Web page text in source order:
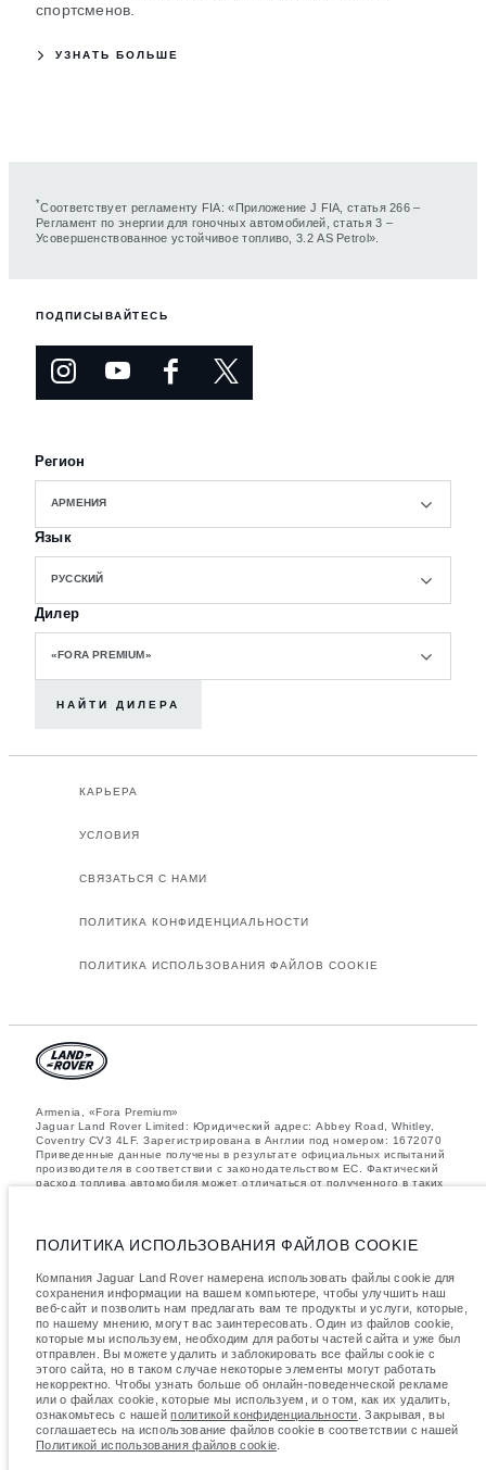
спортсменов.
УЗНАТЬ БОЛЬШЕ
*Соответствует регламенту FIA: «Приложение J FIA, статья 266 –
Регламент по энергии для гоночных автомобилей, статья 3 –
Усовершенствованное устойчивое топливо, 3.2 AS Petrol».
ПОДПИСЫВАЙТЕСЬ
Регион
АРМЕНИЯ
Язык
РУССКИЙ
Дилер
«FORA PREMIUM»
НАЙТИ ДИЛЕРА
КАРЬЕРА
УСЛОВИЯ
СВЯЗАТЬСЯ С НАМИ
ПОЛИТИКА КОНФИДЕНЦИАЛЬНОСТИ
ПОЛИТИКА ИСПОЛЬЗОВАНИЯ ФАЙЛОВ COOKIE
Armenia, «Fora Premium»
Jaguar Land Rover Limited: Юридический адрес: Abbey Road, Whitley,
Coventry CV3 4LF. Зарегистрирована в Англии под номером: 1672070
Приведенные данные получены в результате официальных испытаний
производителя в соответствии с законодательством ЕС. Фактический
расход топлива автомобиля может отличаться от полученного в таких
изменены без предварительного уведомления. Пожалуйста, свяжитесь
с вашим местным дилером, чтобы узнать о наличии и ценах в вашем
Указанные значения массы соответствуют автомобилю в стандартной
комплектации. Аксессуары и другие элементы, установленные после
процесса производства автомобиля, влияют на полезную нагрузку.
Следите, чтобы полная разрешенная масса автомобиля и
максимальные нагрузки на оси не были превышены, когда к массе
самого автомобиля добавляется совокупный вес установленных
аксессуаров, пассажиров, рабочих жидкостей, топлива, а также
полезная нагрузка.
важное примечание в отношений изображений и спецификаций.В
настоящее время в мире наблюдается дефицит полупроводников,
который оказывает влияние на спецификации производимых
ПОЛИТИКА ИСПОЛЬЗОВАНИЯ ФАЙЛОВ COOKIE
Компания Jaguar Land Rover намерена использовать файлы cookie для
сохранения информации на вашем компьютере, чтобы улучшить наш
веб-сайт и позволить нам предлагать вам те продукты и услуги, которые,
по нашему мнению, могут вас заинтересовать. Один из файлов cookie,
которые мы используем, необходим для работы частей сайта и уже был
отправлен. Вы можете удалить и заблокировать все файлы cookie с
этого сайта, но в таком случае некоторые элементы могут работать
некорректно. Чтобы узнать больше об онлайн-поведенческой рекламе
или о файлах cookie, которые мы используем, и о том, как их удалить,
ознакомьтесь с нашейполитикой конфиденциальности . Закрывая, вы
соглашаетесь на использование файлов cookie в соответствии с нашей
Политикой использования файлов cookie